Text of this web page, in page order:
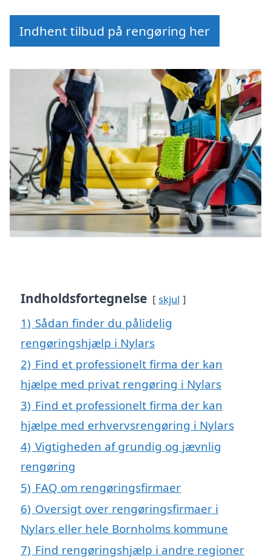
Indhent tilbud på rengøring her
Indholdsfortegnelse skjul
1) Sådan finder du pålidelig
rengøringshjælp i Nylars
2) Find et professionelt firma der kan
hjælpe med privat rengøring i Nylars
3) Find et professionelt firma der kan
hjælpe med erhvervsrengøring i Nylars
4) Vigtigheden af grundig og jævnlig
rengøring
5) FAQ om rengøringsfirmaer
6) Oversigt over rengøringsfirmaer i
Nylars eller hele Bornholms kommune
7) Find rengøringshjælp i andre regioner